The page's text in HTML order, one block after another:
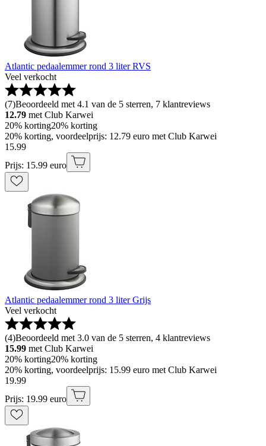
Atlantic pedaalemmer rond 3 liter RVS
Veel verkocht
(7)Beoordeeld met 4.1 van de 5 sterren, 7 klantreviews
12.79 met Club Karwei
20% korting20% korting
20% korting, voordeelprijs: 12.79 euro met Club Karwei
15.99
Prijs: 15.99 euro
Atlantic pedaalemmer rond 3 liter Grijs
Veel verkocht
(4)Beoordeeld met 3.0 van de 5 sterren, 4 klantreviews
15.99 met Club Karwei
20% korting20% korting
20% korting, voordeelprijs: 15.99 euro met Club Karwei
19.99
Prijs: 19.99 euro